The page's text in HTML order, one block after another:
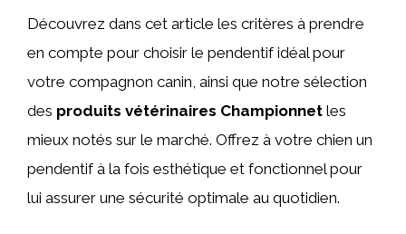
Découvrez dans cet article les critères à prendre
en compte pour choisir le pendentif idéal pour
votre compagnon canin, ainsi que notre sélection
des produits vétérinaires Championnet les
mieux notés sur le marché. Offrez à votre chien un
pendentif à la fois esthétique et fonctionnel pour
lui assurer une sécurité optimale au quotidien.